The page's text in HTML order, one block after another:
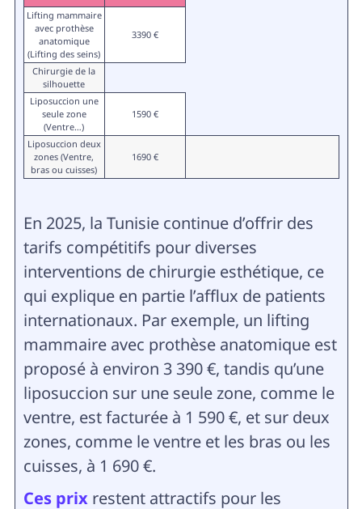
Lifting mammaire
avec prothèse
anatomique
(Lifting des seins)
3390 €
Chirurgie de la
silhouette
Liposuccion une
seule zone
(Ventre…)
1590 €
Liposuccion deux
zones (Ventre,
bras ou cuisses)
1690 €
En 2025, la Tunisie continue d’offrir des
tarifs compétitifs pour diverses
interventions de chirurgie esthétique, ce
qui explique en partie l’afflux de patients
internationaux. Par exemple, un lifting
mammaire avec prothèse anatomique est
proposé à environ 3 390 €, tandis qu’une
liposuccion sur une seule zone, comme le
ventre, est facturée à 1 590 €, et sur deux
zones, comme le ventre et les bras ou les
cuisses, à 1 690 €.
Ces prix restent attractifs pour les